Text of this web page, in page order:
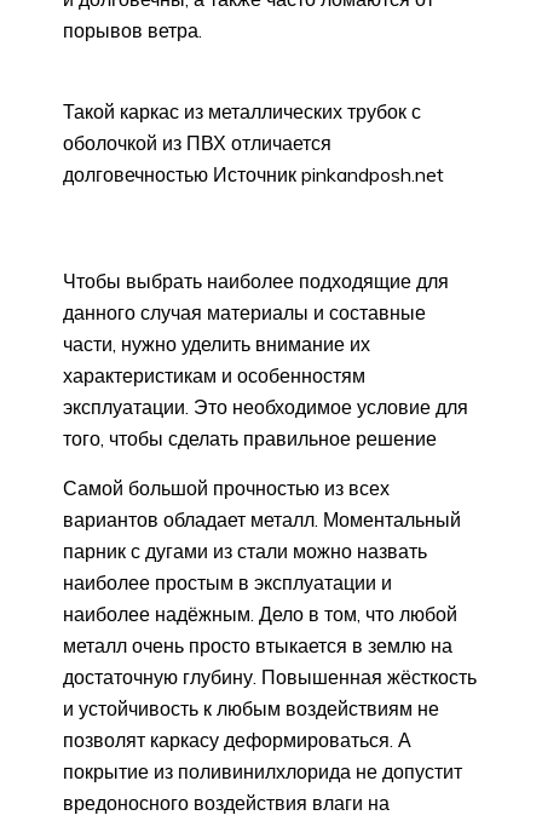
порывов ветра.
Такой каркас из металлических трубок с
оболочкой из ПВХ отличается
долговечностью Источник pinkandposh.net
Чтобы выбрать наиболее подходящие для
данного случая материалы и составные
части, нужно уделить внимание их
характеристикам и особенностям
эксплуатации. Это необходимое условие для
того, чтобы сделать правильное решение
Самой большой прочностью из всех
вариантов обладает металл. Моментальный
парник с дугами из стали можно назвать
наиболее простым в эксплуатации и
наиболее надёжным. Дело в том, что любой
металл очень просто втыкается в землю на
достаточную глубину. Повышенная жёсткость
и устойчивость к любым воздействиям не
позволят каркасу деформироваться. А
покрытие из поливинилхлорида не допустит
вредоносного воздействия влаги на